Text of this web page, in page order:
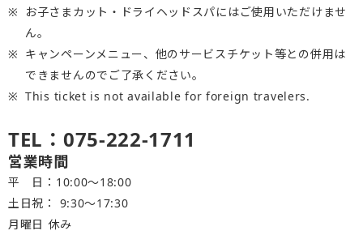
お子さまカット・ドライヘッドスパにはご使用いただけませ
ん。
キャンペーンメニュー、他のサービスチケット等との併用は
できませんのでご了承ください。
This ticket is not available for foreign travelers.
TEL：075-222-1711
営業時間
平 日：10:00～18:00
土日祝： 9:30〜17:30
月曜日 休み